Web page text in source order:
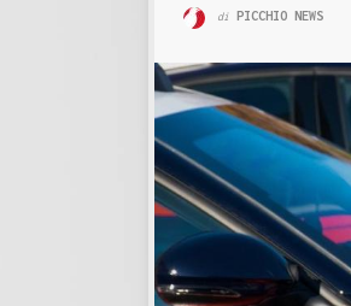
di PICCHIO NEWS